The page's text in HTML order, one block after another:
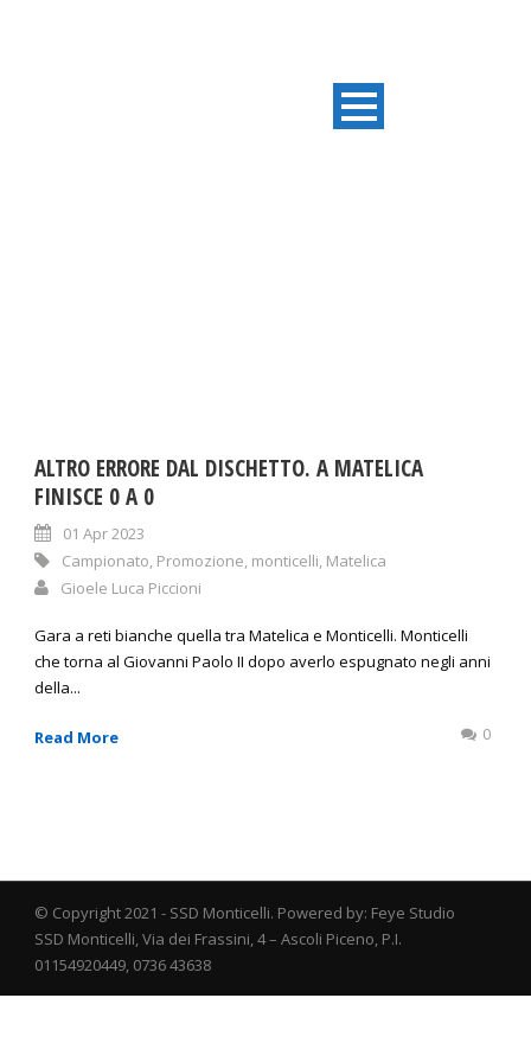
ALTRO ERRORE DAL DISCHETTO. A MATELICA
FINISCE 0 A 0
01 Apr 2023
Campionato, Promozione, monticelli, Matelica
Gioele Luca Piccioni
Gara a reti bianche quella tra Matelica e Monticelli. Monticelli
che torna al Giovanni Paolo II dopo averlo espugnato negli anni
della...
Read More 0
© Copyright 2021 - SSD Monticelli. Powered by: Feye Studio
SSD Monticelli, Via dei Frassini, 4 – Ascoli Piceno, P.I.
01154920449, 0736 43638